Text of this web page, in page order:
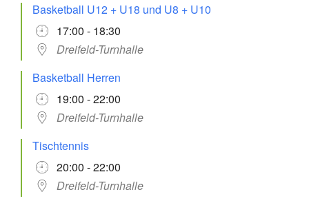
Basketball U12 + U18 und U8 + U10
17:00 - 18:30
Dreifeld-Turnhalle
Basketball Herren
19:00 - 22:00
Dreifeld-Turnhalle
Tischtennis
20:00 - 22:00
Dreifeld-Turnhalle